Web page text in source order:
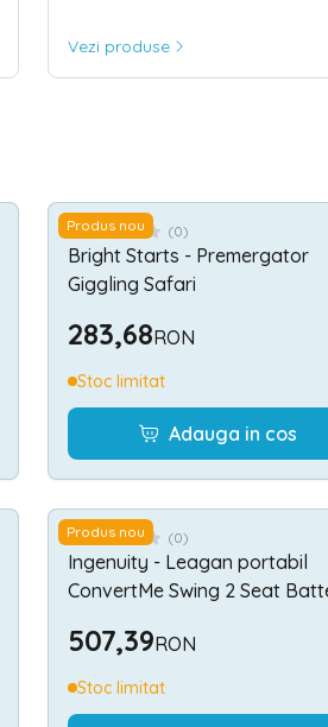
Vezi produse
Produs nou (0)
Bright Starts - Premergator
Giggling Safari
283,68RON
Stoc limitat
Adauga in cos
Produs nou (0)
Ingenuity - Leagan portabil
ConvertMe Swing 2 Seat
507,39RON
Stoc limitat